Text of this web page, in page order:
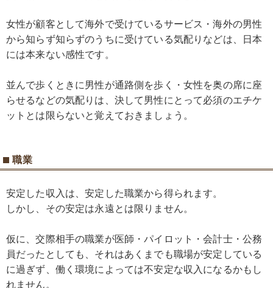
女性が顧客として海外で受けているサービス・海外の男性
から知らず知らずのうちに受けている気配りなどは、日本
には本来ない感性です。
並んで歩くときに男性が通路側を歩く・女性を奥の席に座
らせるなどの気配りは、決して男性にとって必須のエチケ
ットとは限らないと覚えておきましょう。
職業
安定した収入は、安定した職業から得られます。
しかし、その安定は永遠とは限りません。
仮に、交際相手の職業が医師・パイロット・会計士・公務
員だったとしても、それはあくまでも職場が安定している
に過ぎず、働く環境によっては不安定な収入になるかもし
れません。